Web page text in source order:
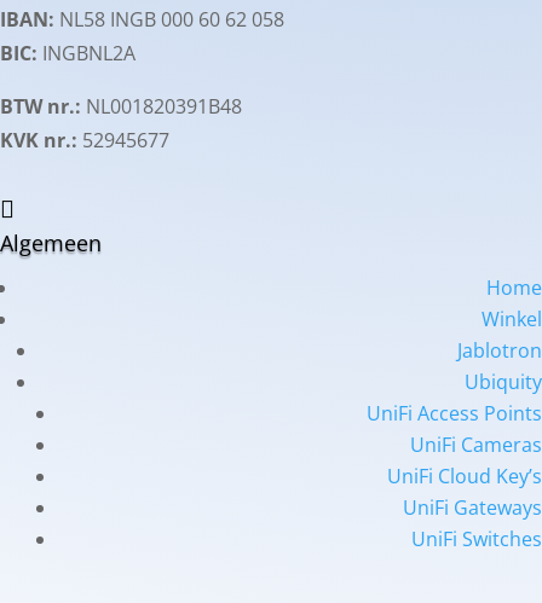
IBAN: NL58 INGB 000 60 62 058
BIC: INGBNL2A
BTW nr.: NL001820391B48
KVK nr.: 52945677

Algemeen
Home
Winkel
Jablotron
Ubiquity
UniFi Access Points
UniFi Cameras
UniFi Cloud Key’s
UniFi Gateways
UniFi Switches